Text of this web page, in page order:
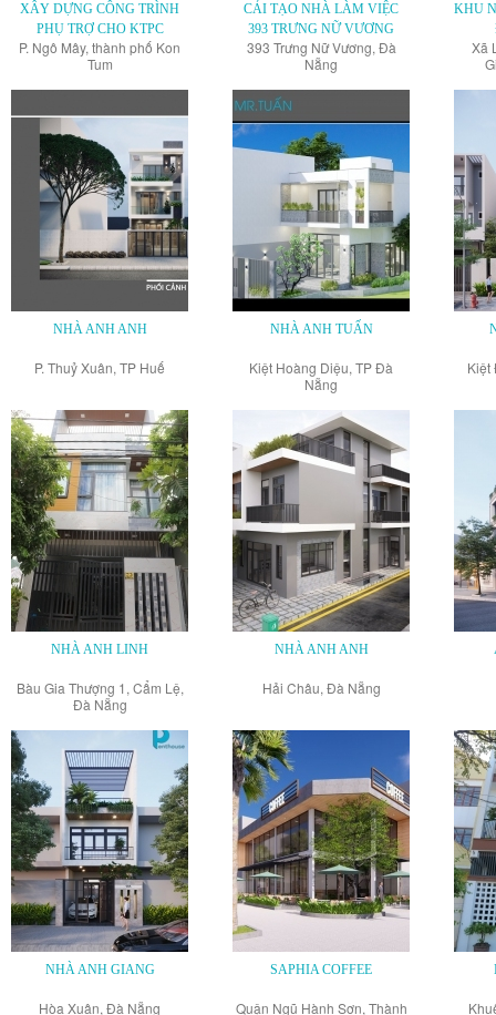
XÂY DỰNG CÔNG TRÌNH
PHỤ TRỢ CHO KTPC
P. Ngô Mây, thành phố Kon
Tum
CẢI TẠO NHÀ LÀM VIỆC
393 TRƯNG NỮ VƯƠNG
393 Trưng Nữ Vương, Đà
Nẵng
KHU
Xã
NHÀ ANH ANH
P. Thuỷ Xuân, TP Huế
NHÀ ANH TUẤN
Kiệt Hoàng Diệu, TP Đà
Nẵng
Kiệt
NHÀ ANH LINH
Bàu Gia Thượng 1, Cẩm Lệ,
Đà Nẵng
NHÀ ANH ANH
Hải Châu, Đà Nẵng
NHÀ ANH GIANG
Hòa Xuân, Đà Nẵng
SAPHIA COFFEE
Quận Ngũ Hành Sơn, Thành